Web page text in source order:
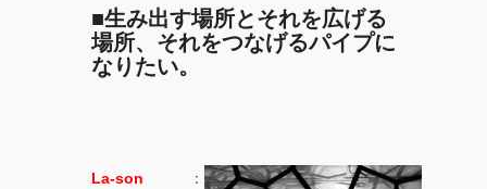
■生み出す場所とそれを広げる
場所、それをつなげるパイプに
なりたい。
La-son ：